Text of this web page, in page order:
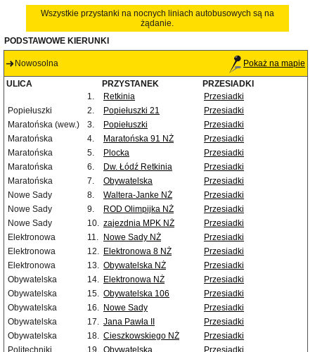
Wszystkie przystanki na nocnych liniach autobusowych są na
żądanie.
PODSTAWOWE KIERUNKI
Nowosolna Pokaż na mapie
ULICA PRZYSTANEK
PRZESIADKI
1.
Retkinia
Przesiadki
Popiełuszki
2. Popiełuszki 21
Przesiadki
Maratońska (wew.)
3. Popiełuszki
Przesiadki
Maratońska
4. Maratońska 91 NŻ
Przesiadki
Maratońska
5. Plocka
Przesiadki
Maratońska
6. Dw. Łódź Retkinia
Przesiadki
Maratońska
7. Obywatelska
Przesiadki
Nowe Sady
8. Waltera-Janke NŻ
Przesiadki
Nowe Sady
9. ROD Olimpijka NŻ
Przesiadki
Nowe Sady
10. zajezdnia MPK NŻ
Przesiadki
Elektronowa
11. Nowe Sady NŻ
Przesiadki
Elektronowa
12. Elektronowa 8 NŻ
Przesiadki
Elektronowa
13. Obywatelska NŻ
Przesiadki
Obywatelska
14. Elektronowa NŻ
Przesiadki
Obywatelska
15. Obywatelska 106
Przesiadki
Obywatelska
16. Nowe Sady
Przesiadki
Obywatelska
17. Jana Pawła II
Przesiadki
Obywatelska
18. Cieszkowskiego NŻ
Przesiadki
Politechniki
19. Obywatelska
Przesiadki